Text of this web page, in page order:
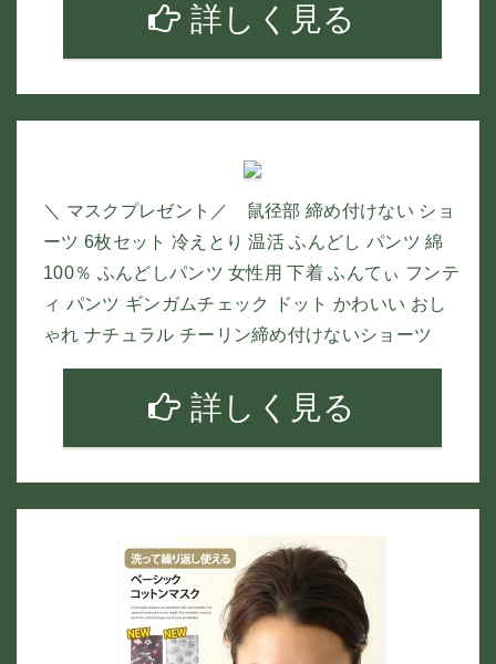
詳しく見る
＼ マスクプレゼント／ 鼠径部 締め付けない ショ
ーツ 6枚セット 冷えとり 温活 ふんどし パンツ 綿
100％ ふんどしパンツ 女性用 下着 ふんてぃ フンテ
ィ パンツ ギンガムチェック ドット かわいい おし
ゃれ ナチュラル チーリン締め付けないショーツ
詳しく見る